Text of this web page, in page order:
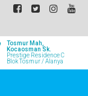
Tosmur Mah,
Kocaosman Sk.
Prestige Residence C
Blok Tosmur / Alanya